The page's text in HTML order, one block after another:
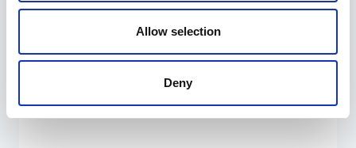
Allow selection
Deny